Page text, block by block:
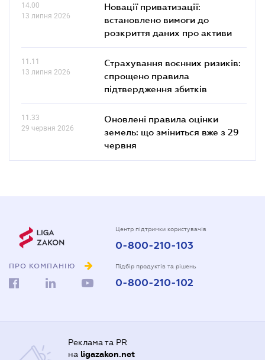
14.00
13 липня 2026
Новації приватизації:
встановлено вимоги до
розкриття даних про активи
11.11
13 липня 2026
Страхування воєнних ризиків:
спрощено правила
підтвердження збитків
11.33
29 червня 2026
Оновлені правила оцінки
земель: що зміниться вже з 29
червня
ПРО КОМПАНІЮ
Центр підтримки користувачів
0-800-210-103
Підбір продуктів та рішень
0-800-210-102
Реклама та PR
на ligazakon.net